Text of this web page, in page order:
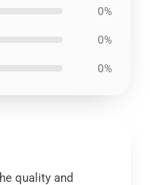
0%
0%
0%
quality and